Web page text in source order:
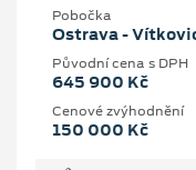
Pobočka
Ostrava -
Původní cena s DPH
645 900 Kč
Cenové zvýhodnění
150 000 Kč